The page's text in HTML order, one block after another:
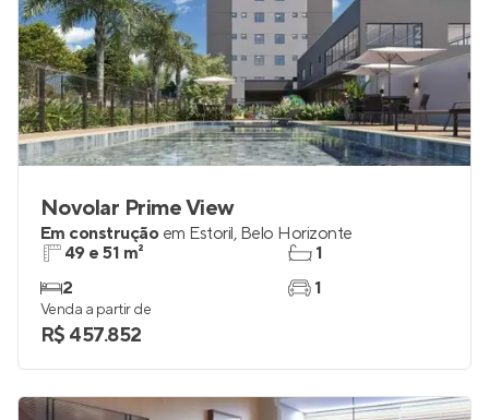
Novolar Prime View
Em construção em Estoril, Belo Horizonte
49 e 51 m²
2
1
1
Venda a partir de
R$ 457.852